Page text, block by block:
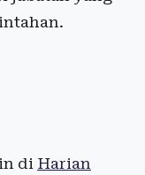
di Harian